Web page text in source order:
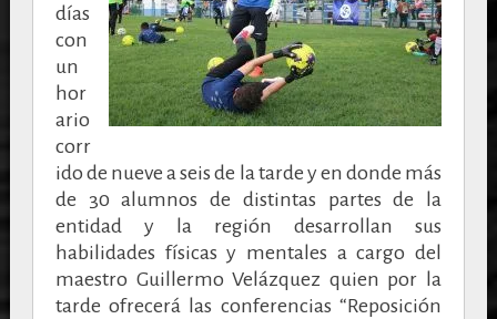
días
con
un
hor
ario
corr
ido de nueve a seis de la tarde y en donde más
de 30 alumnos de distintas partes de la
entidad y la región desarrollan sus
habilidades físicas y mentales a cargo del
maestro Guillermo Velázquez quien por la
tarde ofrecerá las conferencias “Reposición